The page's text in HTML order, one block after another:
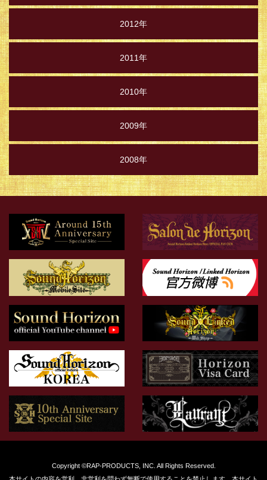
2012年
2011年
2010年
2009年
2008年
Copyright ©RAP-PRODUCTS, INC. All Rights Reserved.